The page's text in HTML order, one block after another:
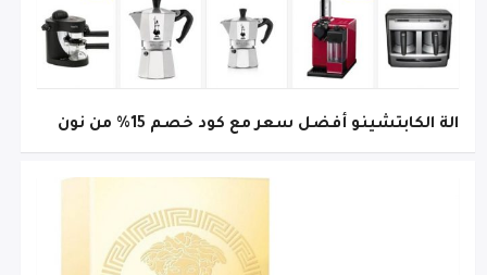
الة الكابتشينو أفضل سعر مع كود خصم 15% من نون